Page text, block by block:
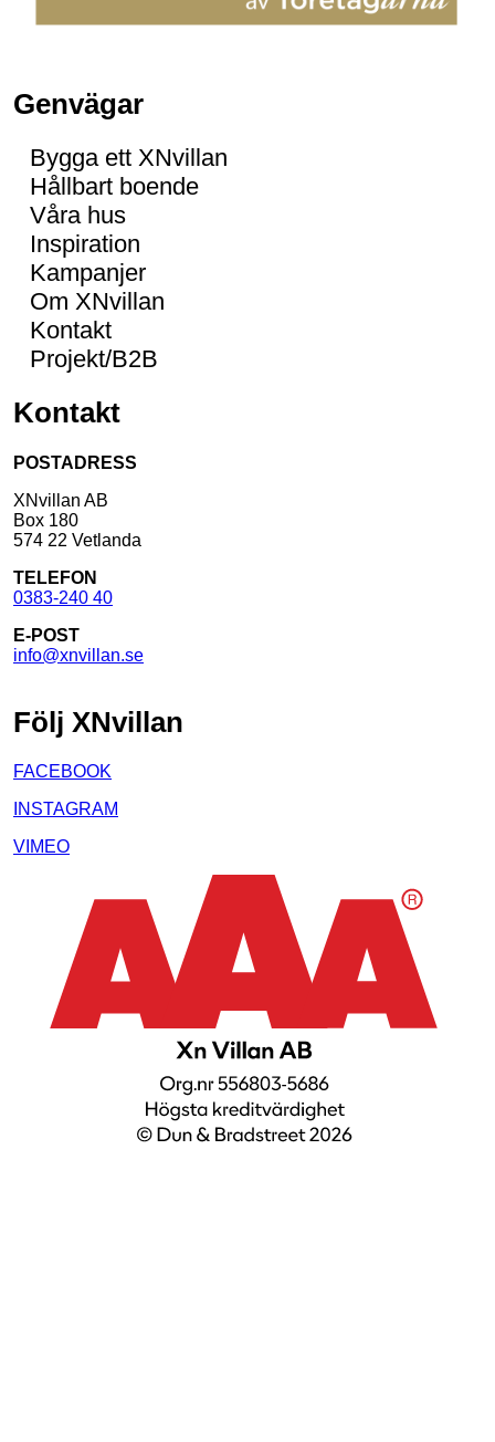
Genvägar
Bygga ett XNvillan
Hållbart boende
Våra hus
Inspiration
Kampanjer
Om XNvillan
Kontakt
Projekt/B2B
Kontakt
POSTADRESS
XNvillan AB
Box 180
574 22 Vetlanda
TELEFON
0383-240 40
E-POST
info@xnvillan.se
Följ XNvillan
FACEBOOK
INSTAGRAM
VIMEO